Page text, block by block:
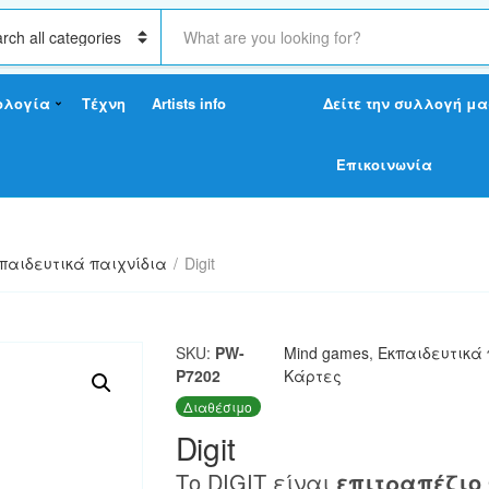
S
a
c
x
Τέχνη Artists info Δείτε την συλλογή
Επικοινωνία
παιχνίδια / Digit
SKU: PW-
P7202
Mind games, Εκπαιδευτικά
Κάρτες
Διαθέσιμο
Digit
Το DIGIT είναι